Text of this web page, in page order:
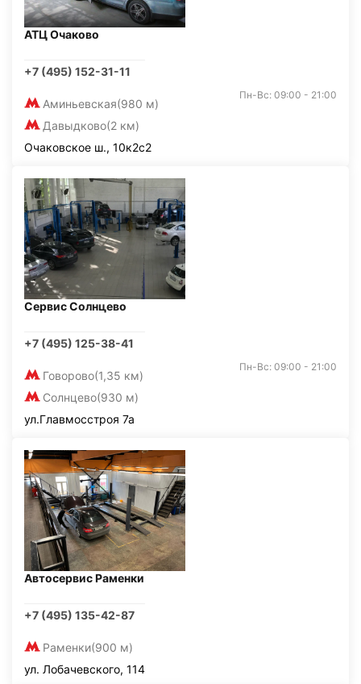
АТЦ Очаково
+7 (495) 152-31-11
Аминьевская(980 м)
Давыдково(2 км)
Пн-Вс: 09:00 - 21:00
Очаковское ш., 10к2с2
Сервис Солнцево
+7 (495) 125-38-41
Говорово(1,35 км)
Солнцево(930 м)
Пн-Вс: 09:00 - 21:00
ул.Главмосстроя 7а
Автосервис Раменки
+7 (495) 135-42-87
Раменки(900 м)
ул. Лобачевского, 114